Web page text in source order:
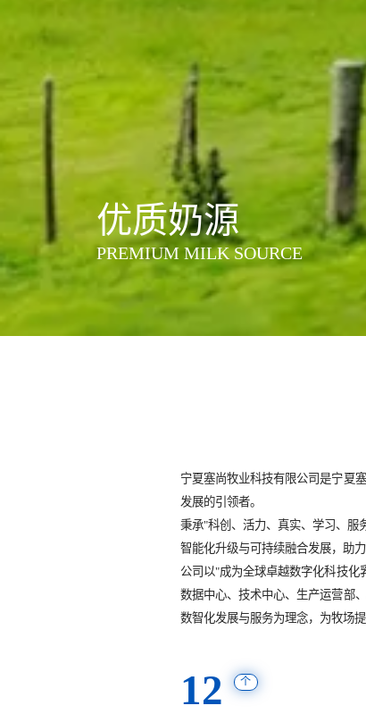
优质奶源
PREMIUM MILK SOURCE
宁夏塞尚牧业科技有限公司是宁夏
发展的引领者。
秉承"科创、活力、真实、学习、服
智能化升级与可持续融合发展，助力
公司以"成为全球卓越数字化科技
数据中心、技术中心、生产运营部
数智化发展与服务为理念，为牧场
12 个